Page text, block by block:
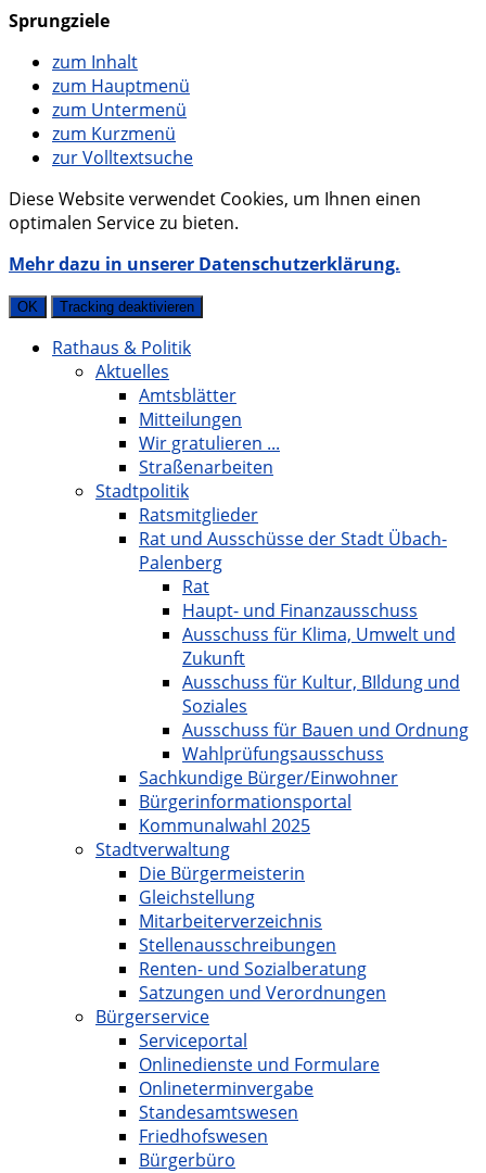
Sprungziele
zum Inhalt
zum Hauptmenü
zum Untermenü
zum Kurzmenü
zur Volltextsuche
Diese Website verwendet Cookies, um Ihnen einen
optimalen Service zu bieten.
Mehr dazu in unserer Datenschutzerklärung.
OK Tracking deaktivieren
Rathaus & Politik
Aktuelles
Amtsblätter
Mitteilungen
Wir gratulieren ...
Straßenarbeiten
Stadtpolitik
Ratsmitglieder
Rat und Ausschüsse der Stadt Übach-
Palenberg
Rat
Haupt- und Finanzausschuss
Ausschuss für Klima, Umwelt und
Zukunft
Ausschuss für Kultur, BIldung und
Soziales
Ausschuss für Bauen und Ordnung
Wahlprüfungsausschuss
Sachkundige Bürger/Einwohner
Bürgerinformationsportal
Kommunalwahl 2025
Stadtverwaltung
Die Bürgermeisterin
Gleichstellung
Mitarbeiterverzeichnis
Stellenausschreibungen
Renten- und Sozialberatung
Satzungen und Verordnungen
Bürgerservice
Serviceportal
Onlinedienste und Formulare
Onlineterminvergabe
Standesamtswesen
Friedhofswesen
Bürgerbüro